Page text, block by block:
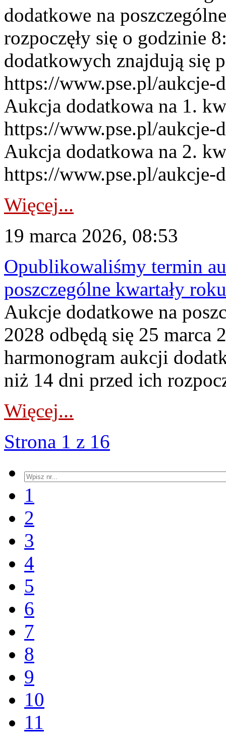
dodatkowe na
rozpoczęły się o godzinie
dodatkowych znajdują się
https://www.pse.pl/
Aukcja dodatkowa na 1.
https://www.pse.pl/
Aukcja dodatkowa na 2.
https://www.pse.pl/aukcje-
Więcej...
19 marca 2026, 08:53
Opublikowaliśmy termin
poszczególne kwartały
Aukcje dodatkowe na
2028 odbędą się 25 marca
harmonogram aukcji
niż 14 dni przed ich
Więcej...
Strona 1 z 16
1
2
3
4
5
6
7
8
9
10
11